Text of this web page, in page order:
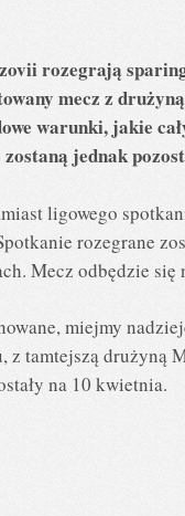
rozegrają
mecz z
warunki, jakie
jednak
ligowego
rozegrane
Mecz odbędzie
miejmy
z tamtejszą drużyną
na 10 kwietnia.